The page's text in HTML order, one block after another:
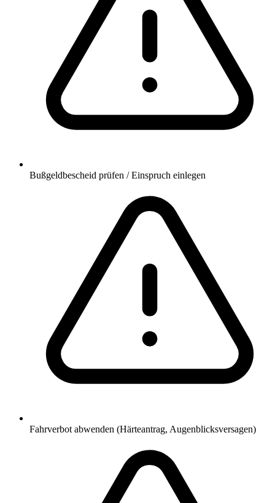
Bußgeldbescheid prüfen / Einspruch einlegen
Fahrverbot abwenden (Härteantrag, Augenblicksversagen)